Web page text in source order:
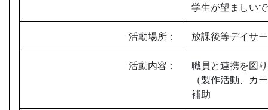
学生が望ましい
活動場所： 放課後等デイサ
活動内容：
職員と連携を図
（製作活動、カ
補助